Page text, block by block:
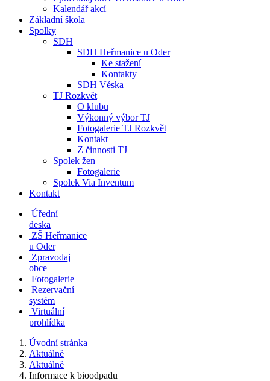
Kalendář akcí
Základní škola
Spolky
SDH
SDH Heřmanice u Oder
Ke stažení
Kontakty
SDH Véska
TJ Rozkvět
O klubu
Výkonný výbor TJ
Fotogalerie TJ Rozkvět
Kontakt
Z činnosti TJ
Spolek žen
Fotogalerie
Spolek Via Inventum
Kontakt
Úřední
deska
ZŠ Heřmanice
u Oder
Zpravodaj
obce
Fotogalerie
Rezervační
systém
Virtuální
prohlídka
Úvodní stránka
Aktuálně
Aktuálně
Informace k bioodpadu